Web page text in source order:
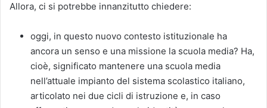
Allora, ci si potrebbe innanzitutto chiedere:
oggi, in questo nuovo contesto istituzionale ha
ancora un senso e una missione la scuola media? Ha,
cioè, significato mantenere una scuola media
nell’attuale impianto del sistema scolastico italiano,
articolato nei due cicli di istruzione e, in caso